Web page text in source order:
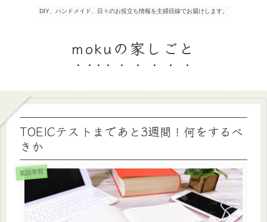
DIY、ハンドメイド、日々のお役立ち情報を主婦目線でお届けします。
mokuの家しごと
TOEICテストまであと3週間！何をするべ
きか
英語学習